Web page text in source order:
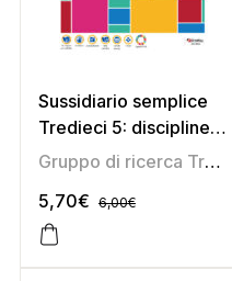
Sussidiario semplice
Tredieci 5: discipline,
area scientifica
Gruppo di ricerca Tredieci
5,70€ 6,00€